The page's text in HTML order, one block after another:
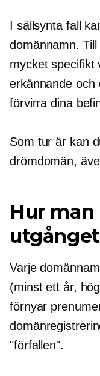
I sällsynta fall
domännamn.
mycket specifikt
erkännande och
förvirra dina
Som tur är kan
drömdomän,
Hur
Varje
(minst ett år,
förnyar
"förfallen".